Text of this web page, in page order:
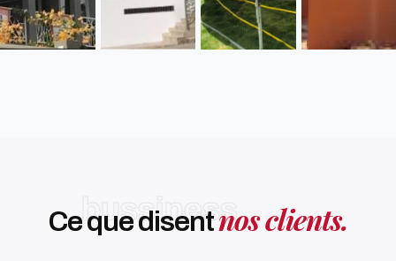
bussiness
Ce que disent ​nos clients.